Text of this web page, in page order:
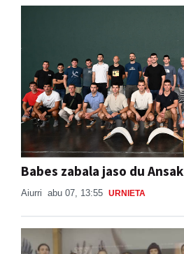
Babes zabala jaso du Ansak
Aiurri abu 07, 13:55 URNIETA